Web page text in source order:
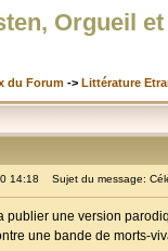
Orgueil
du Forum -> Littérature
14:18 Sujet du message:
publier une version
une bande de morts-